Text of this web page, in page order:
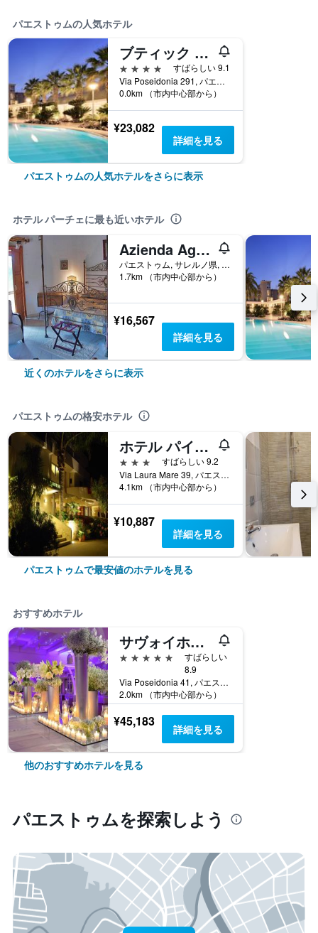
パエストゥムの人気ホテル
ブティック ホテル エスプラナード
4つ星
すばらしい 9.1
Via Poseidonia 291, パエストゥム, サレルノ県, イタリア
0.0km （市内中心部から）
¥23,082
詳細を見る
パエストゥムの人気ホテルをさらに表示
ホテル パーチェに最も近いホテル
Azienda Agrituristica Seliano
パエストゥム, サレルノ県, イタリア
1.7km （市内中心部から）
¥16,567
詳細を見る
近くのホテルをさらに表示
パエストゥムの格安ホテル
ホテル パイストス
3つ星
すばらしい 9.2
Via Laura Mare 39, パエストゥム, サレルノ県, イタリア
4.1km （市内中心部から）
¥10,887
詳細を見る
パエストゥムで最安値のホテルを見る
おすすめホテル
サヴォイホテル＆スパ
5つ星
すばらしい
8.9
Via Poseidonia 41, パエストゥム, サレルノ県, イタリア
2.0km （市内中心部から）
¥45,183 詳細を見る
他のおすすめホテルを見る
パエストゥム​を探索しよう